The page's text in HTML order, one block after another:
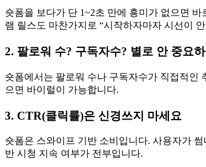
숏폼을 보다가 단 1~2초 만에 흥미가 없으면
램 릴스도 마찬가지로 “시작하자마자 시선이
2. 팔로워 수? 구독자수? 별로 안 중요
숏폼에서는 팔로워 수나 구독자수가 직접적인
으면 바이럴이 가능합니다.
3. CTR(클릭률)은 신경쓰지 마세요
숏폼은 스와이프 기반 소비입니다. 사용자가
반 시청 지속 여부가 전부입니다.